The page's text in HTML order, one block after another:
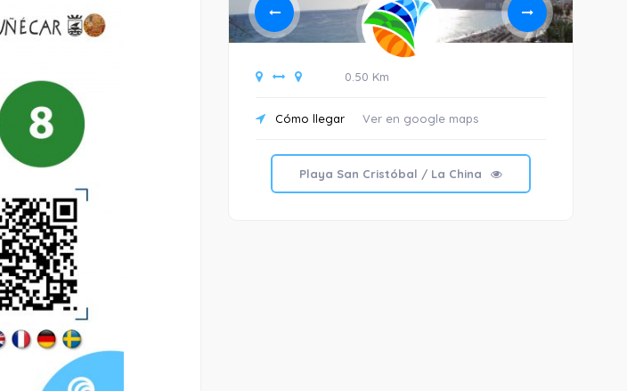
Ver en google maps
0.50 Km
Cómo llegar Ver en google maps
Playa San Cristóbal / La China